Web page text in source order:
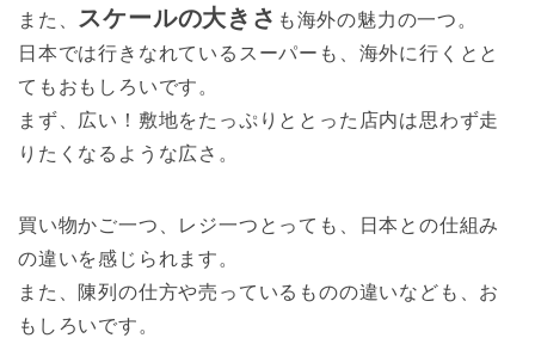
また、 スケールの大きさ も海外の魅力の一つ。
日本では行きなれているスーパーも、海外に行くとと
てもおもしろいです。
まず、広い！敷地をたっぷりととった店内は思わず走
りたくなるような広さ。
買い物かご一つ、レジ一つとっても、日本との仕組み
の違いを感じられます。
また、陳列の仕方や売っているものの違いなども、お
もしろいです。